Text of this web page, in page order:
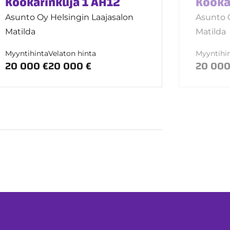
Asunto Oy Helsingin Laajasalon
Matilda
Myyntihinta
20 000 €
Velaton hinta
20 000 €
Asunto
Matilda
20